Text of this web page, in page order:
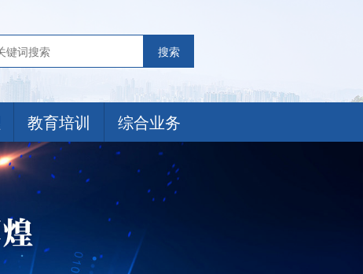
搜索
教育培训 综合业务